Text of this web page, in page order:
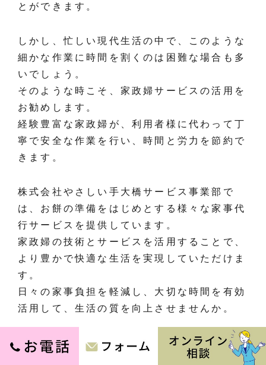
とができます。
しかし、忙しい現代生活の中で、このような
細かな作業に時間を割くのは困難な場合も多
いでしょう。
そのような時こそ、家政婦サービスの活用を
お勧めします。
経験豊富な家政婦が、利用者様に代わって丁
寧で安全な作業を行い、時間と労力を節約で
きます。
株式会社やさしい手大橋サービス事業部で
は、お餅の準備をはじめとする様々な家事代
行サービスを提供しています。
家政婦の技術とサービスを活用することで、
より豊かで快適な生活を実現していただけま
す。
日々の家事負担を軽減し、大切な時間を有効
活用して、生活の質を向上させませんか。
執筆者情報: 株式会社やさしい手大橋サービス
株式会社やさしい手大橋サービスは家政婦、家事